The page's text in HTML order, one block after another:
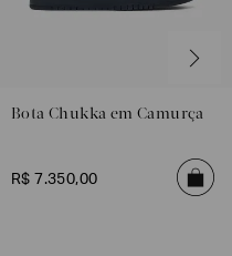
Bota Chukka em Camurça
R$ 7 .350,00